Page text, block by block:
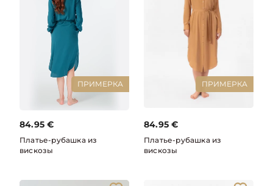
ПРИМЕРКА
84.95 €
Платье-рубашка из
вискозы
ПРИМЕРКА
84.95 €
Платье-рубашка из
вискозы